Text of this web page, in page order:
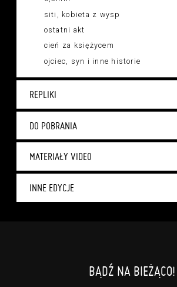
siti, kobieta z wysp
ostatni akt
cień za księżycem
ojciec, syn i inne historie
REPLIKI
DO POBRANIA
MATERIAŁY VIDEO
INNE EDYCJE
BĄDŹ NA BIEŻĄCO!